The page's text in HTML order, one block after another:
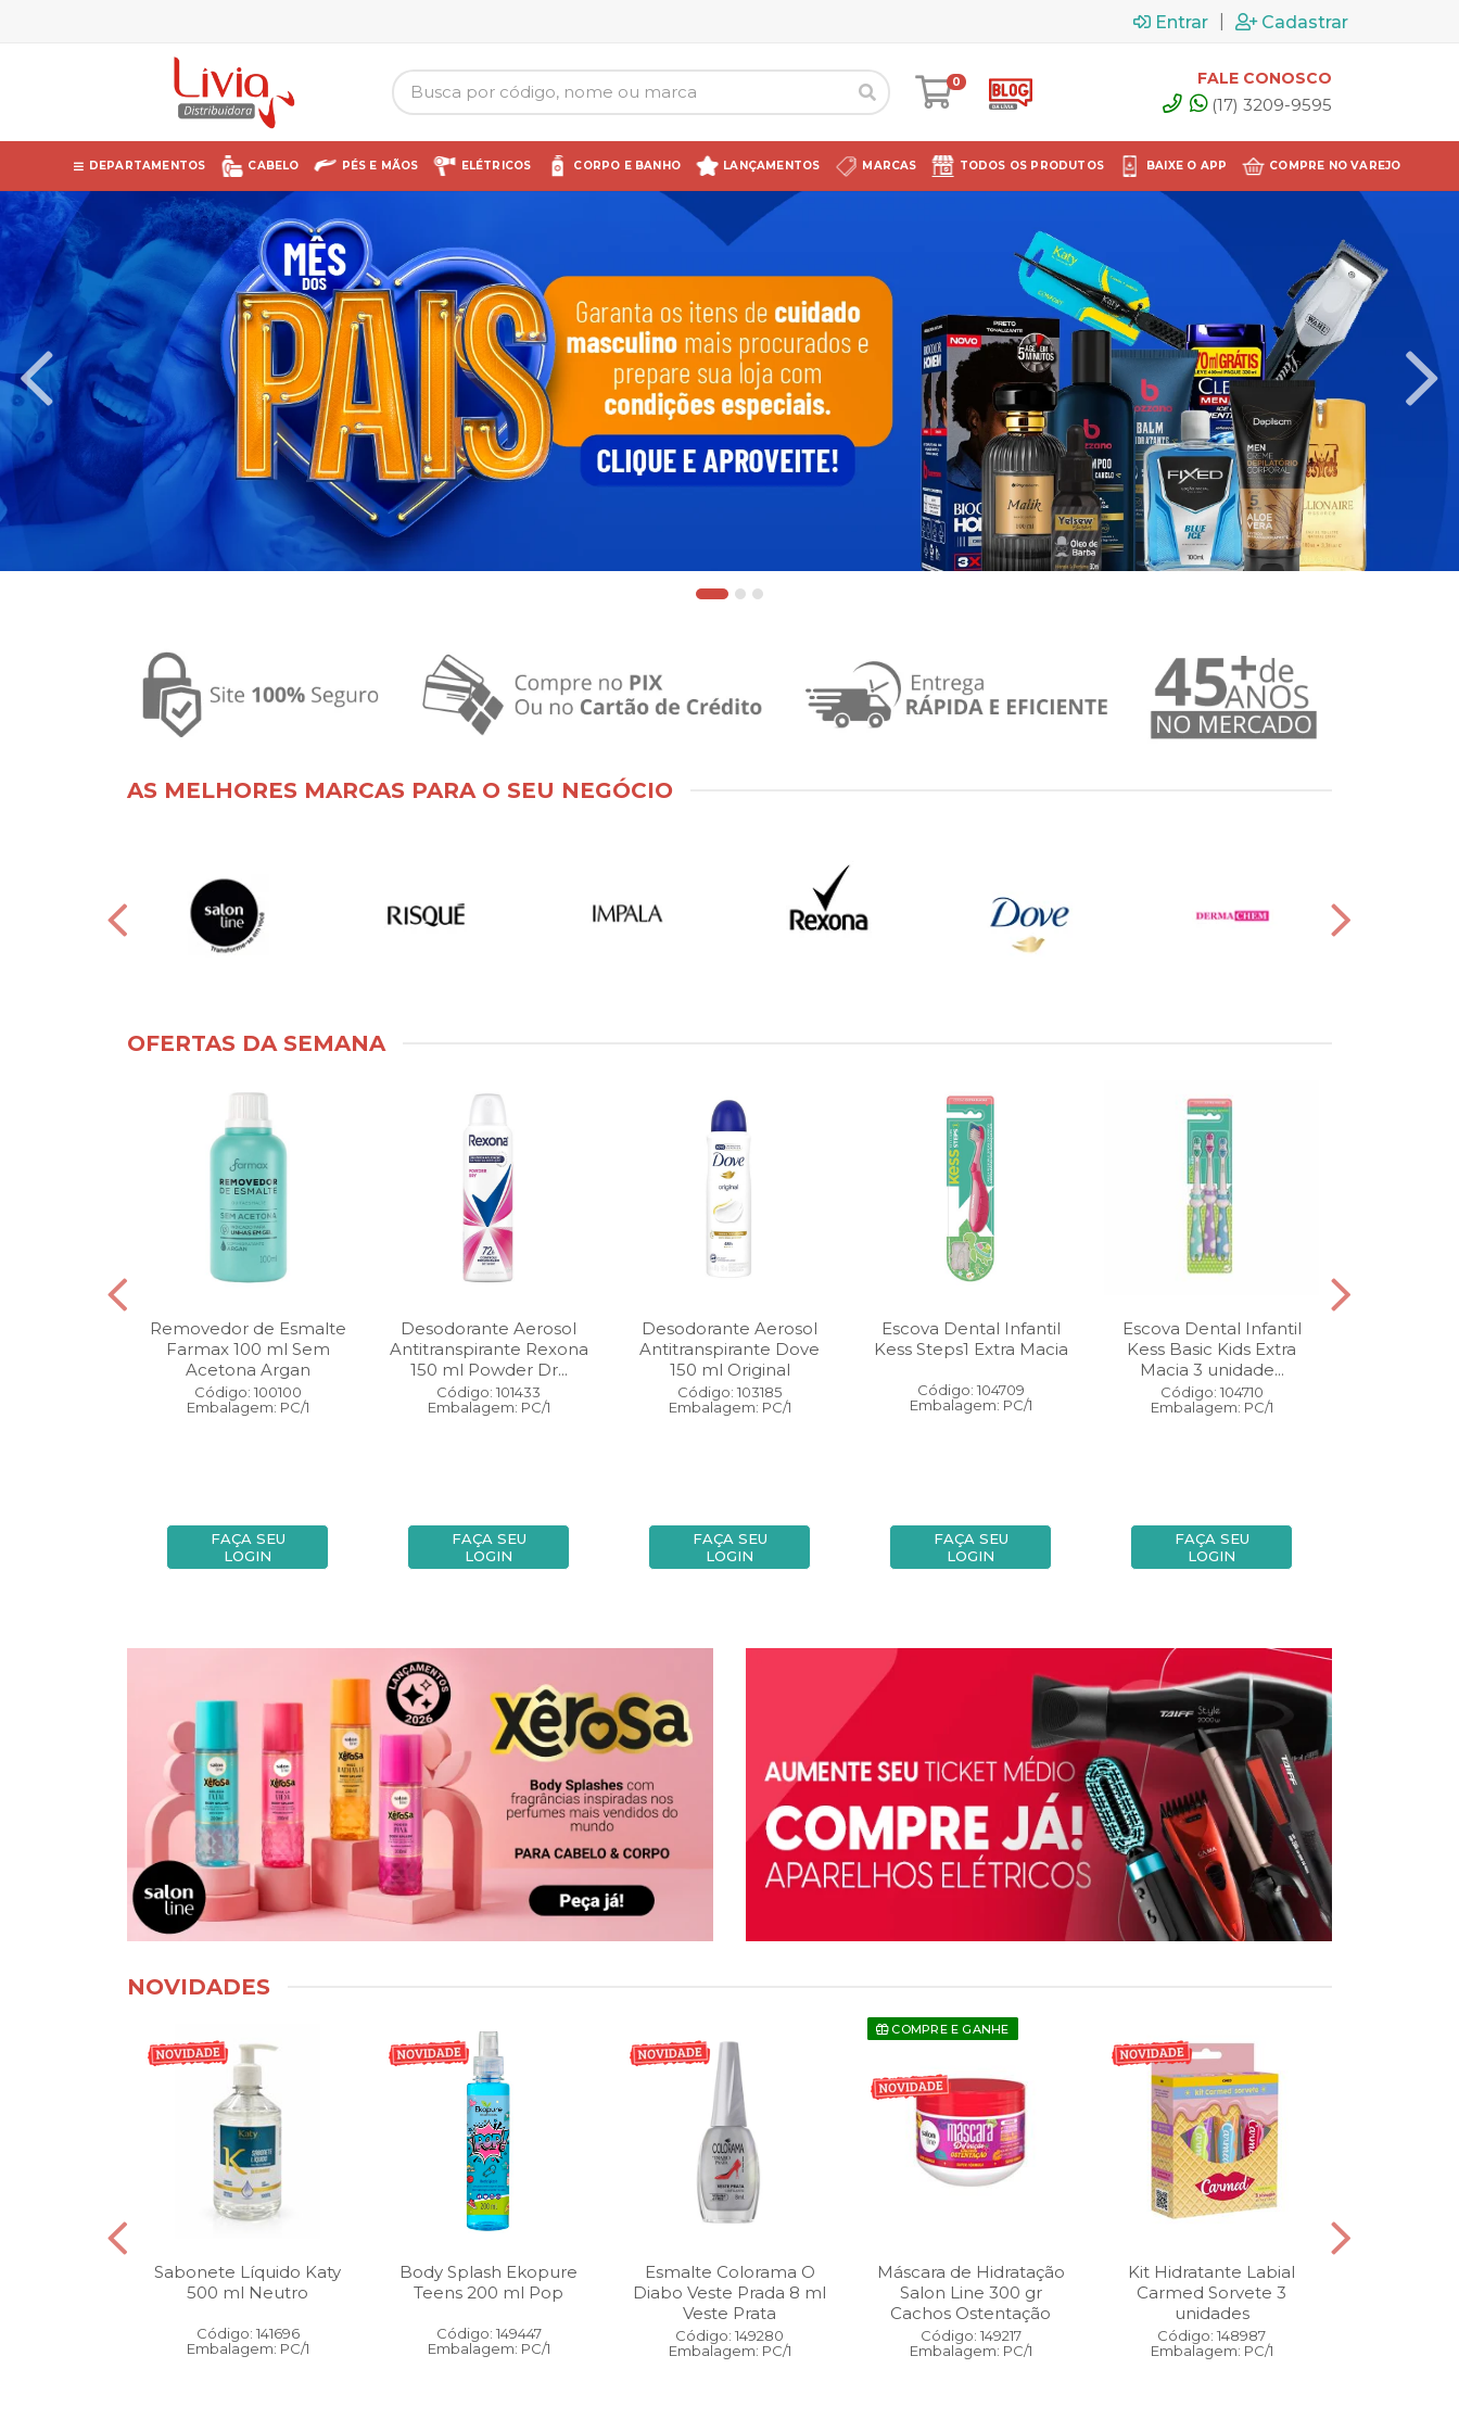
Entrar Cadastrar
0 FALE CONOSCO
(17) 3209-9595
DEPARTAMENTOS CABELO PÉS E MÃOS ELÉTRICOS CORPO E BANHO LANÇAMENTOS MARCAS TODOS OS PRODUTOS BAIXE O APP COMPRE NO VAREJO
AS MELHORES MARCAS PARA O SEU NEGÓCIO
OFERTAS DA SEMANA
Removedor de Esmalte
Farmax 100 ml Sem
Acetona Argan
Código: 100100
Embalagem: PC/1
FAÇA SEU
LOGIN
Desodorante Aerosol
Antitranspirante Rexona
150 ml Powder Dr...
Código: 101433
Embalagem: PC/1
FAÇA SEU
LOGIN
Desodorante Aerosol
Antitranspirante Dove
150 ml Original
Código: 103185
Embalagem: PC/1
FAÇA SEU
LOGIN
Escova Dental Infantil
Kess Steps1 Extra Macia
Código: 104709
Embalagem: PC/1
FAÇA SEU
LOGIN
Escova Dental Infantil
Kess Basic Kids Extra
Macia 3 unidade...
Código: 104710
Embalagem: PC/1
FAÇA SEU
LOGIN
NOVIDADES
Sabonete Líquido Katy
500 ml Neutro
Código: 141696
Embalagem: PC/1
Body Splash Ekopure
Teens 200 ml Pop
Código: 149447
Embalagem: PC/1
Esmalte Colorama O
Diabo Veste Prada 8 ml
Veste Prata
Código: 149280
Embalagem: PC/1
COMPRE E GANHE
Máscara de Hidratação
Salon Line 300 gr
Cachos Ostentação
Código: 149217
Embalagem: PC/1
Kit Hidratante Labial
Carmed Sorvete 3
unidades
Código: 148987
Embalagem: PC/1